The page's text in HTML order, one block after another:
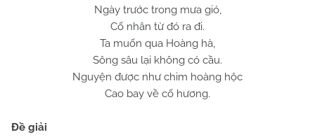
Ngày trước trong mưa gió,
Cố nhân từ đó ra đi.
Ta muốn qua Hoàng hà,
Sông sâu lại không có cầu.
Nguyện được như chim hoàng hộc
Cao bay về cố hương.
Đề giải